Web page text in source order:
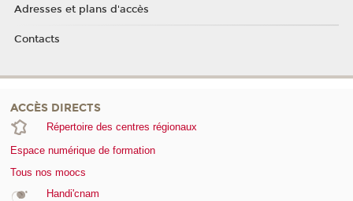
Adresses et plans d'accès
Contacts
ACCÈS DIRECTS
Répertoire des centres régionaux
Espace numérique de formation
Tous nos moocs
Handi'cnam